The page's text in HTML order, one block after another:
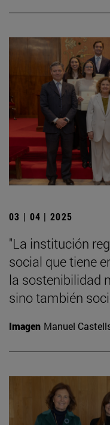
03 | 04 | 2025
"La institución
social que tiene
la sostenibilidad
sino también
Imagen Manuel